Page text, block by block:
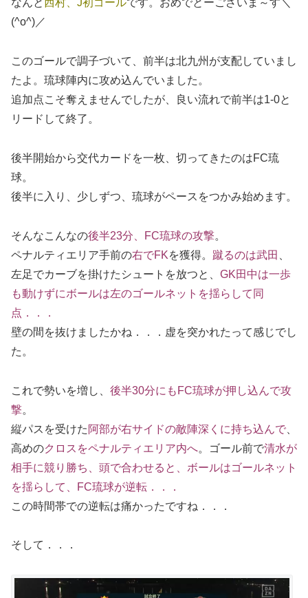
なんと 西村、J初ゴールです。おめでとーございま～す＼
(^o^)／
このゴールで調子づいて、前半は北九州が支配していまし
たよ。琉球陣内に攻め込んでいました。
追加点こそ奪えませんでしたが、良い流れで前半は1-0と
リードして終了。
後半開始から交代カードを一枚、切ってきたのはFC琉
球。
後半に入り、少しずつ、琉球がペースをつかみ始めます。
そんなこんなの後半23分、FC琉球の攻撃。
ペナルティエリア手前の右でFKを獲得。 蹴るのは武田
左足でカーブを掛けたシュートを放つと、 GK田中は一歩
も動けずにボールは左のゴールネットを揺らして同
点．．．
壁の間を抜けましたかね．．．虚を突かれたって感じでし
た。
これで勢いを増し、 後半30分にもFC琉球が押し込んで攻
撃。
縦パスを受けた 阿部が右サイドの敵陣深くに持ち込んで
高めのクロスをペナルティエリア内へ。ゴール前で清水が
相手に競り勝ち、頭で合わせると、ボールはゴールネット
を揺らして、FC琉球が逆転．．．
この時間帯での逆転は痛かったですね．．．
そして．．．